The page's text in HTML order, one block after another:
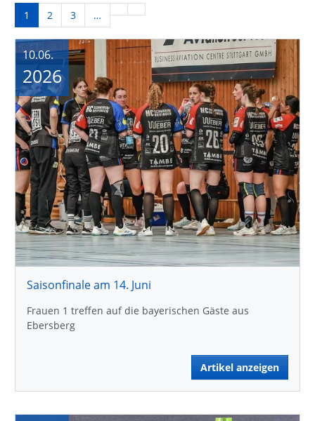
1 2 3 …
Saisonfinale am 14. Juni
Frauen 1 treffen auf die bayerischen Gäste aus
Ebersberg
Artikel anzeigen
10.06.
2026